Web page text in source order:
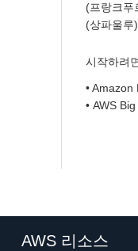
(프랑크푸
(상파울루
시작하려
• Amazon
• AWS
AWS 리소스